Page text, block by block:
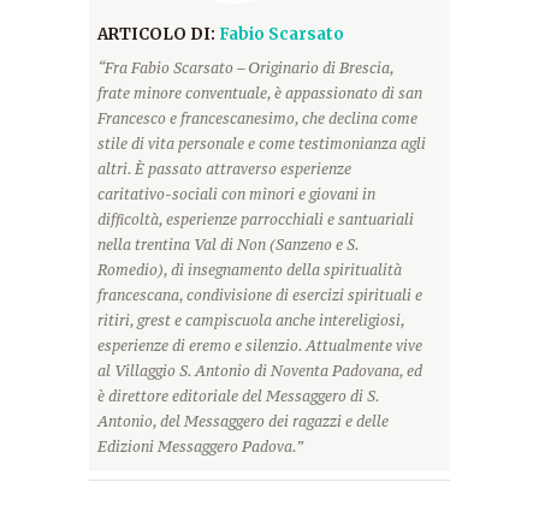
ARTICOLO DI: Fabio Scarsato
“Fra Fabio Scarsato – Originario di Brescia,
frate minore conventuale, è appassionato di san
Francesco e francescanesimo, che declina come
stile di vita personale e come testimonianza agli
altri. È passato attraverso esperienze
caritativo-sociali con minori e giovani in
difficoltà, esperienze parrocchiali e santuariali
nella trentina Val di Non (Sanzeno e S.
Romedio), di insegnamento della spiritualità
francescana, condivisione di esercizi spirituali e
ritiri, grest e campiscuola anche intereligiosi,
esperienze di eremo e silenzio. Attualmente vive
al Villaggio S. Antonio di Noventa Padovana, ed
è direttore editoriale del Messaggero di S.
Antonio, del Messaggero dei ragazzi e delle
Edizioni Messaggero Padova.”